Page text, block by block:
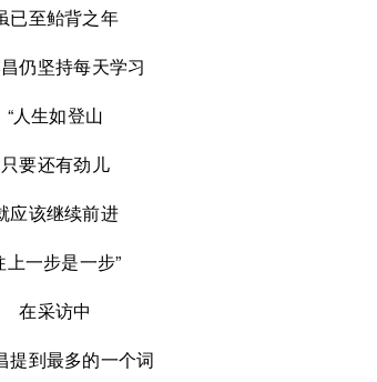
已至鲐背之年
仍坚持每天学习
“人生如登山
只要还有劲儿
应该继续前进
上一步是一步”
在采访中
提到最多的一个词